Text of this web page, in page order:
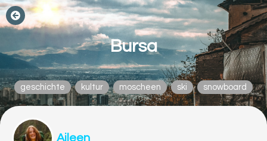
Bursa
geschichte kultur moscheen ski snowboard
Aileen